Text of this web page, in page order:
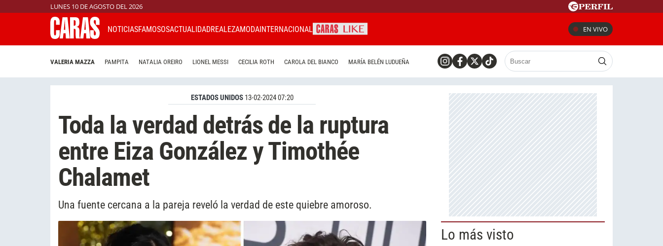
LUNES 10 DE AGOSTO DEL 2026
NOTICIASFAMOSOSACTUALIDADREALEZAMODAINTERNACIONAL EN VIVO
VALERIA MAZZA PAMPITA NATALIA OREIRO LIONEL MESSI CECILIA ROTH CAROLA DEL BIANCO MARÍA BELÉN LUDUEÑA
ESTADOS UNIDOS 13-02-2024 07:20
Toda la verdad detrás de la ruptura
entre Eiza González y Timothée
Chalamet
Una fuente cercana a la pareja reveló la verdad de este quiebre amoroso.
Lo más visto